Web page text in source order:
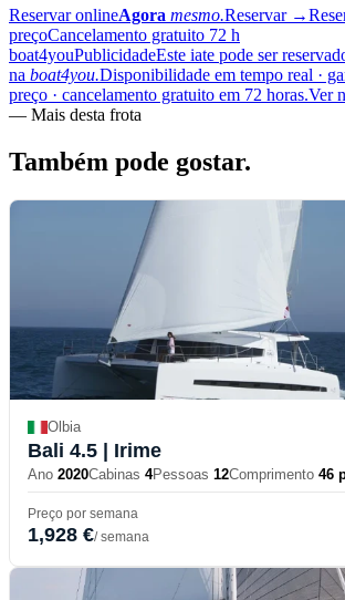
Reservar onlineAgora mesmo.Reservar →
preçoCancelamento gratuito 72 h
boat4youPublicidadeEste iate pode ser
na boat4you.Disponibilidade em tempo real ·
preço · cancelamento gratuito em 72 horas.Ver
— Mais desta frota
Também pode gostar.
Olbia
Bali 4.5 | Irime
Ano 2020Cabinas 4Pessoas 12Comprimento 46
Preço por semana
1,928 €/ semana